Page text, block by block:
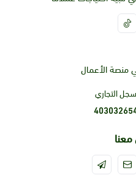
منصة الأعمال
التجاري